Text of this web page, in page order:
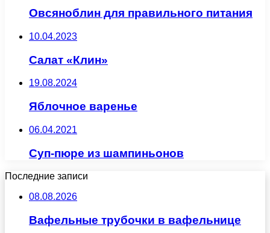
Овсяноблин для правильного питания
10.04.2023
Салат «Клин»
19.08.2024
Яблочное варенье
06.04.2021
Суп-пюре из шампиньонов
Последние записи
08.08.2026
Вафельные трубочки в вафельнице